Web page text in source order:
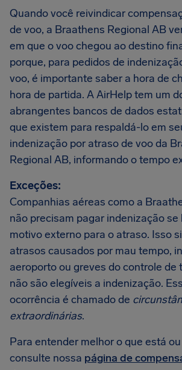
Quando você reivindicar
de voo, a Braathens Regional AB
em que o voo chegou ao destino
porque, para pedidos de
voo, é importante saber a hora de
hora de partida. A AirHelp tem um
abrangentes bancos de dados
que existem para respaldá-lo em
indenização por atraso de voo da
Regional AB, informando o tempo
Exceções:
Companhias aéreas como a
não precisam pagar indenização se
motivo externo para o atraso. Isso
atrasos causados por mau tempo,
aeroporto ou greves do controle de
não são elegíveis a indenização.
ocorrência é chamado de
extraordinárias.
Para entender melhor o que está
consulte nossa página de